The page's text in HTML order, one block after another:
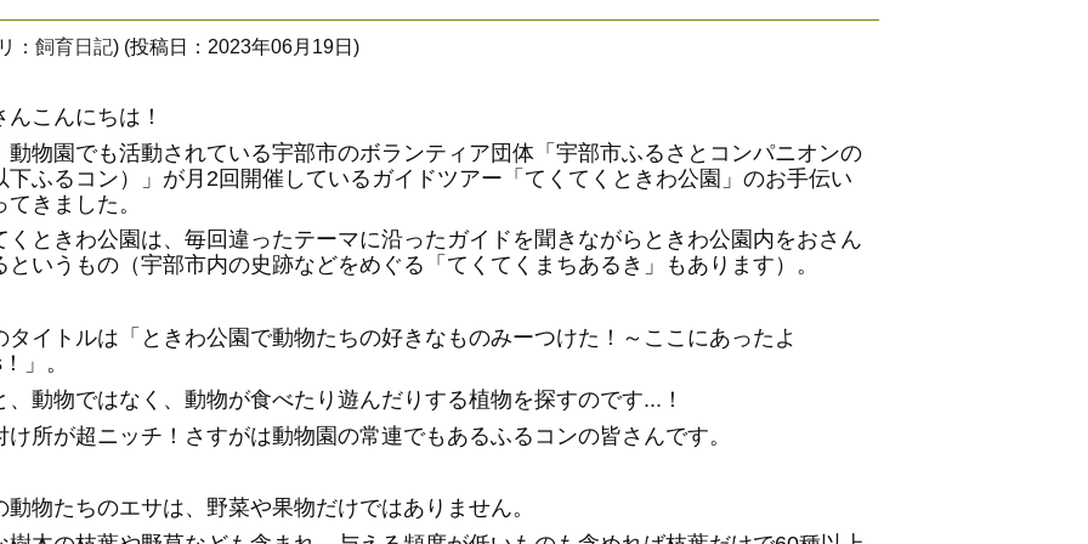
： 飼育日記) (投稿日：2023年06月19日)
んこんにちは！
動物園でも活動されている宇部市のボランティア団体「宇部市ふるさとコンパニオンの
下ふるコン）」が月2回開催しているガイドツアー「てくてくときわ公園」のお手伝い
てきました。
くときわ公園は、毎回違ったテーマに沿ったガイドを聞きながらときわ公園内をおさん
というもの（宇部市内の史跡などをめぐる「てくてくまちあるき」もあります）。
タイトルは「ときわ公園で動物たちの好きなものみーつけた！～ここにあったよ
」。
、動物ではなく、動物が食べたり遊んだりする植物を探すのです...！
け所が超ニッチ！さすがは動物園の常連でもあるふるコンの皆さんです。
動物たちのエサは、野菜や果物だけではありません。